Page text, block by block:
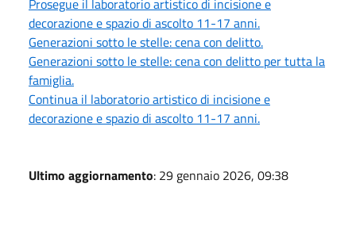
decorazione e spazio di ascolto 11-17 anni.
Generazioni sotto le stelle: cena con delitto.
Generazioni sotto le stelle: cena con delitto per tutta la
famiglia.
Continua il laboratorio artistico di incisione e
decorazione e spazio di ascolto 11-17 anni.
Ultimo aggiornamento: 29 gennaio 2026, 09:38